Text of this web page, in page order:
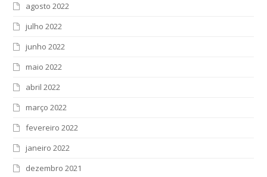
agosto 2022
julho 2022
junho 2022
maio 2022
abril 2022
março 2022
fevereiro 2022
janeiro 2022
dezembro 2021